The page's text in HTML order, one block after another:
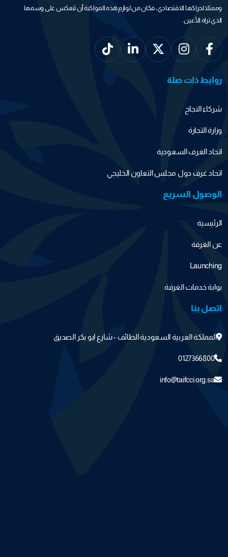
وممثلا لحراكها الاقتصادي، فكان من لوازم هذه المواكبة أن تنعكس على وسمها
الذي تراه الأعين.
روابط ذات صلة
شركاء النجاح
وزارة التجارة
اتحاد الغرف السعودية
اتحاد غرف دول مجلس التعاون الخليجي
الوصول السريع
الرئيسية
عن الغرفة
Launching
بوابة خدمات الغرفة
اتصل بنا
المملكة العربية السعودية الطائف - شارع ابو بكر الصديق
0127366800
info@taifcci.org.sa